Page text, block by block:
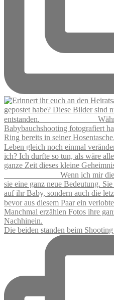
Die beiden standen beim